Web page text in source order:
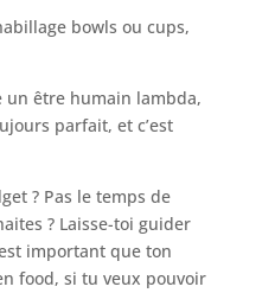
bowls ou cups,
un être humain lambda,
parfait, et c’est
? Pas le temps de
? Laisse-toi guider
important que ton
food, si tu veux pouvoir